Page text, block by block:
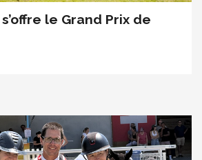
le Grand Prix de